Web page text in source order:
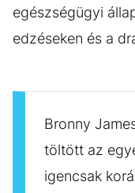
egészségügyi
edzéseken és a
Bronny
töltött az
igencsak